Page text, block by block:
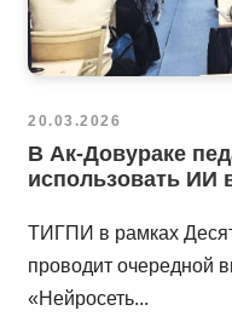
20.03.2026
В Ак-Довураке
использовать ИИ
ТИГПИ в рамках
проводит очередной
«Нейросеть...